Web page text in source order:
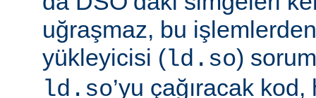
uğraşmaz, bu
yükleyicisi ( ld.so)
ld.so’yu çağıracak kod,